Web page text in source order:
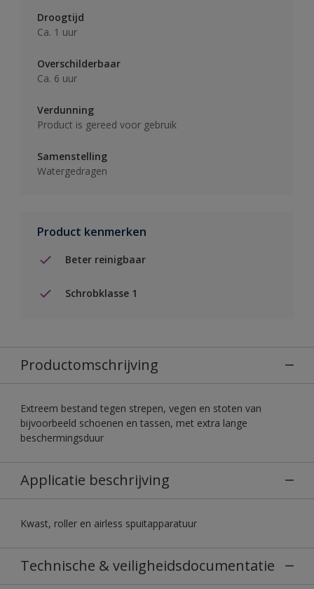
Droogtijd
Ca. 1 uur
Overschilderbaar
Ca. 6 uur
Verdunning
Product is gereed voor gebruik
Samenstelling
Watergedragen
Product kenmerken
Beter reinigbaar
Schrobklasse 1
Productomschrijving
Extreem bestand tegen strepen, vegen en stoten van
bijvoorbeeld schoenen en tassen, met extra lange
beschermingsduur
Applicatie beschrijving
Kwast, roller en airless spuitapparatuur
Technische & veiligheidsdocumentatie